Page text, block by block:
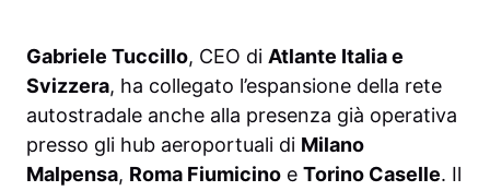
Gabriele Tuccillo, CEO di Atlante Italia e
Svizzera, ha collegato l’espansione della rete
autostradale anche alla presenza già operativa
presso gli hub aeroportuali di Milano
Malpensa, Roma Fiumicino e Torino Caselle. Il